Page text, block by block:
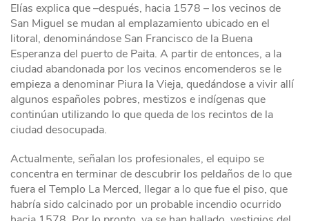
Elías explica que –después, hacia 1578 – los vecinos de
San Miguel se mudan al emplazamiento ubicado en el
litoral, denominándose San Francisco de la Buena
Esperanza del puerto de Paita. A partir de entonces, a la
ciudad abandonada por los vecinos encomenderos se le
empieza a denominar Piura la Vieja, quedándose a vivir allí
algunos españoles pobres, mestizos e indígenas que
continúan utilizando lo que queda de los recintos de la
ciudad desocupada.
Actualmente, señalan los profesionales, el equipo se
concentra en terminar de descubrir los peldaños de lo que
fuera el Templo La Merced, llegar a lo que fue el piso, que
habría sido calcinado por un probable incendio ocurrido